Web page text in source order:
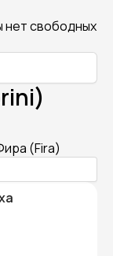
нет свободных
(Fira)